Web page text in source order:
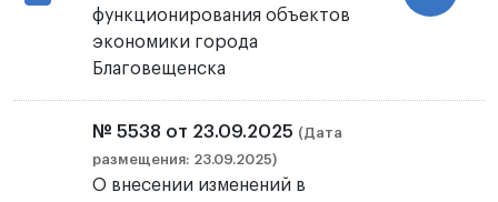
функционирования объектов
экономики города
Благовещенска
№ 5538 от 23.09.2025 (Дата
размещения: 23.09.2025)
О внесении изменений в